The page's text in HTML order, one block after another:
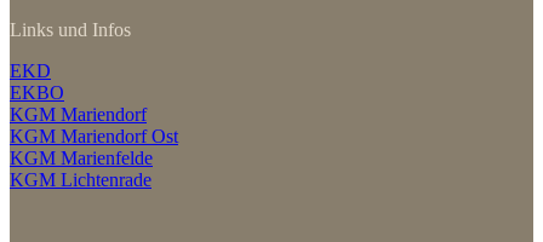
Links und Infos
EKD
EKBO
KGM Mariendorf
KGM Mariendorf Ost
KGM Marienfelde
KGM Lichtenrade